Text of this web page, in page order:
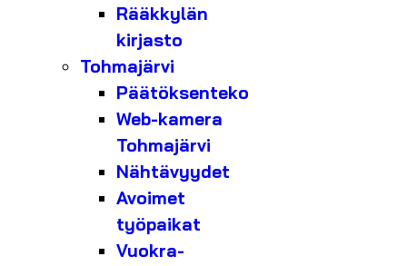
Rääkkylän
kirjasto
Tohmajärvi
Päätöksenteko
Web-kamera
Tohmajärvi
Nähtävyydet
Avoimet
työpaikat
Vuokra-